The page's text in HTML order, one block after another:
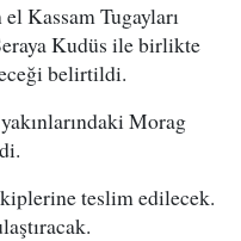
Kassam Tugayları
Kudüs ile birlikte
belirtildi.
Morag
teslim edilecek.